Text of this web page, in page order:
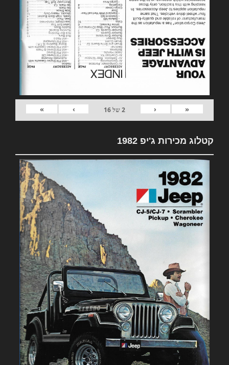
«
‹
2של16
›
»
קטלוג מכירות ג'יפ 1982